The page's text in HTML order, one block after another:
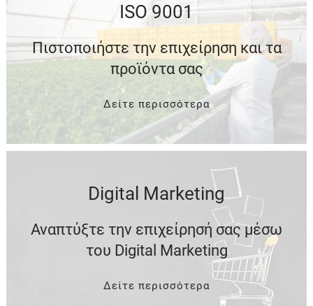
ISO 9001
Πιστοποιήστε την επιχείρηση και τα
προϊόντα σας
Δείτε περισσότερα
Digital Marketing
Αναπτύξτε την επιχείρησή σας μέσω
του Digital Marketing
Δείτε περισσότερα